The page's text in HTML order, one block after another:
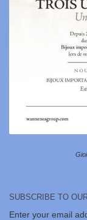
SUBSCRIBE TO
Enter your email